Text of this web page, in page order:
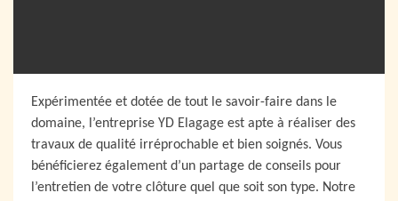
Expérimentée et dotée de tout le savoir-faire dans le
domaine, l’entreprise YD Elagage est apte à réaliser des
travaux de qualité irréprochable et bien soignés. Vous
bénéficierez également d’un partage de conseils pour
l’entretien de votre clôture quel que soit son type. Notre